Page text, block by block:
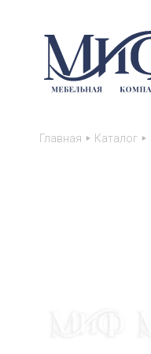
Главная Каталог